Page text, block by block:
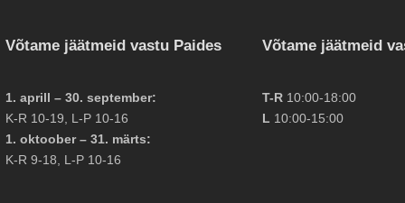
Võtame jäätmeid vastu Paides
1. aprill – 30. september:
K-R 10-19, L-P 10-16
1. oktoober – 31. märts:
K-R 9-18, L-P 10-16
Võtame jäätmeid
T-R 10:00-18:00
L 10:00-15:00